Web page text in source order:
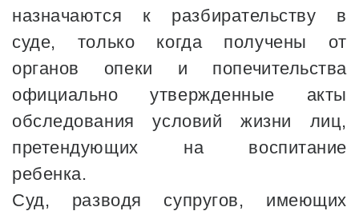
назначаются к разбирательству в
суде, только когда получены от
органов опеки и попечительства
официально утвержденные акты
обследования условий жизни лиц,
претендующих на воспитание
ребенка.
Суд, разводя супругов, имеющих